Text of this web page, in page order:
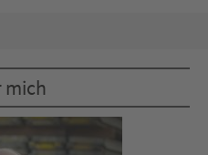
mich